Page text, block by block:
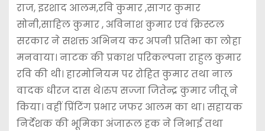
राज, इरशाद आलम,रवि कुमार ,सागर कुमार
सोनी,साहिल कुमार , अविनाश कुमार एवं क्रिस्टल
सरकार ने सशक्त अभिनय कर अपनी प्रतिभा का लोहा
मनवाया। नाटक की प्रकाश परिकल्पना राहुल कुमार
रवि की थी। हारमोनियम पर रोहित कुमार तथा नाल
वादक धीरज दास थे।रुप सज्जा जितेन्द्र कुमार जीतू ने
किया। वहीं प्रिंटिंग प्रभार जफर आलम का था। सहायक
निर्देशक की भूमिका अंजारूल हक ने निभाई तथा